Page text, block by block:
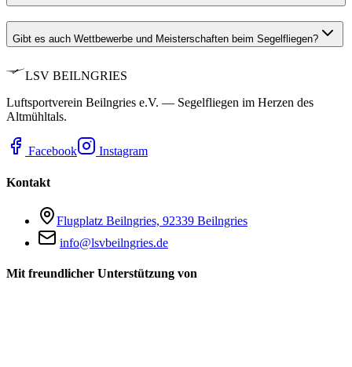
Gibt es auch Wettbewerbe und Meisterschaften beim Segelfliegen?
LSV BEILNGRIES
Luftsportverein Beilngries e.V. — Segelfliegen im Herzen des
Altmühltals.
Facebook Instagram
Kontakt
Flugplatz Beilngries, 92339 Beilngries
info@lsvbeilngries.de
Mit freundlicher Unterstützung von